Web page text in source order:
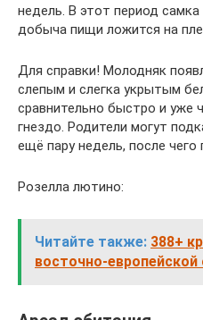
недель. В этот период самка
добыча пищи ложится на
Для справки! Молодняк
слепым и слегка укрытым
сравнительно быстро и уже
гнездо. Родители могут
ещё пару недель, после чего
Розелла лютино:
Читайте также: 388+
восточно-европейской